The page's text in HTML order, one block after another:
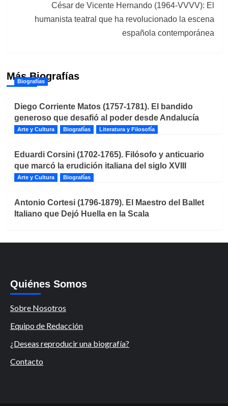
César de Vicente Hernando (1964-VVVV): El
humanista teatral que ha revolucionado la escena
española contemporánea
Más Biografías
Biografías
Diego Corriente Matos (1757-1781). El bandido
generoso que desafió al poder desde Andalucía
Arte y Cultura Biografías Literatura y Filosofía
Eduardi Corsini (1702-1765). Filósofo y anticuario
que marcó la erudición italiana del siglo XVIII
Arte y Cultura Biografías
Antonio Cortesi (1796-1879). El Maestro del Ballet
Italiano que Dejó Huella en la Scala
Quiénes Somos
Sobre Nosotros
Equipo de Redacción
¿Deseas reproducir una biografía?
Contacto